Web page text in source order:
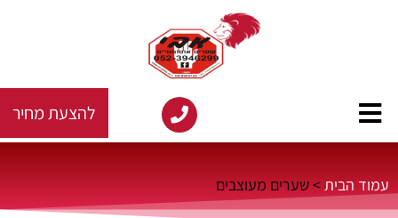
להצעת מחיר
עמוד הבית>שערים מעוצבים